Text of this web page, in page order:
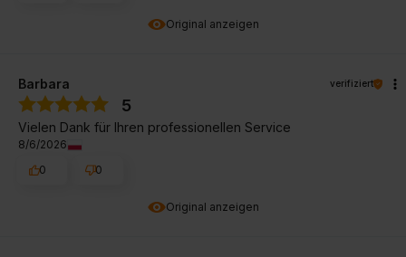
Original anzeigen
Original anzeigen
Barbara verifiziert
5
Vielen Dank für Ihren professionellen Service
8/6/2026
0
0